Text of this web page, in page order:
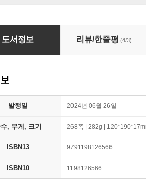
첫 책
도서정보 리뷰/한줄평 (4/3)
발행일 2024년 06월 26일
, 무게, 크기 268쪽 | 282g |
ISBN13 9791198126566
ISBN10 1198126566